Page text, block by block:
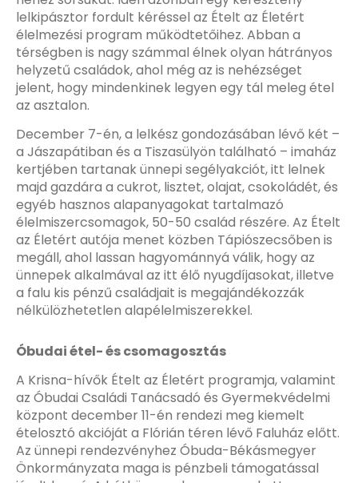
lelkipásztor fordult kéréssel az Ételt az Életért
élelmezési program működtetőihez. Abban a
térségben is nagy számmal élnek olyan hátrányos
helyzetű családok, ahol még az is nehézséget
jelent, hogy mindenkinek legyen egy tál meleg étel
az asztalon.
December 7-én, a lelkész gondozásában lévő két –
a Jászapátiban és a Tiszasülyön található – imaház
kertjében tartanak ünnepi segélyakciót, itt lelnek
majd gazdára a cukrot, lisztet, olajat, csokoládét, és
egyéb hasznos alapanyagokat tartalmazó
élelmiszercsomagok, 50-50 család részére. Az Ételt
az Életért autója menet közben Tápiószecsőben is
megáll, ahol lassan hagyománnyá válik, hogy az
ünnepek alkalmával az itt élő nyugdíjasokat, illetve
a falu kis pénzű családjait is megajándékozzák
nélkülözhetetlen alapélelmiszerekkel.
Óbudai étel- és csomagosztás
A Krisna-hívők Ételt az Életért programja, valamint
az Óbudai Családi Tanácsadó és Gyermekvédelmi
központ december 11-én rendezi meg kiemelt
ételosztó akcióját a Flórián téren lévő Faluház előtt.
Az ünnepi rendezvényhez Óbuda-Békásmegyer
Önkormányzata maga is pénzbeli támogatással